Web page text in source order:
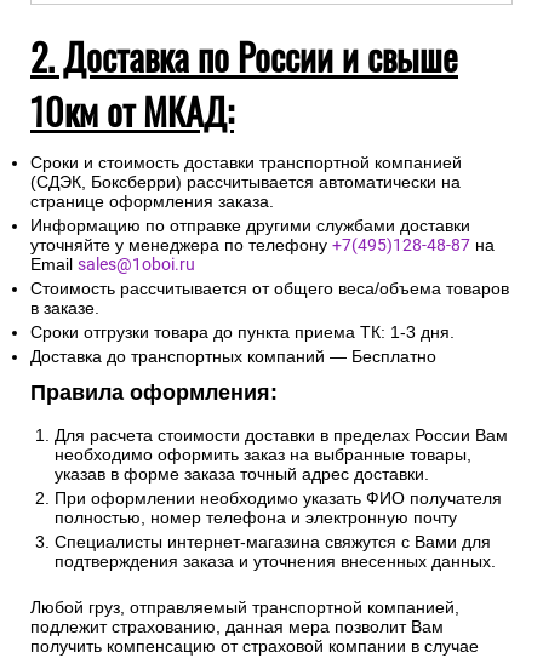
2. Доставка по России и свыше
10км от МКАД:
Сроки и стоимость доставки транспортной компанией
(СДЭК, Боксберри) рассчитывается автоматически на
странице оформления заказа.
Информацию по отправке другими службами доставки
уточняйте у менеджера по телефону +7(495)128-48-87 на
Email sales@1oboi.ru
Стоимость рассчитывается от общего веса/объема товаров
в заказе.
Сроки отгрузки товара до пункта приема ТК: 1-3 дня.
Доставка до транспортных компаний — Бесплатно
Правила оформления:
Для расчета стоимости доставки в пределах России Вам
необходимо оформить заказ на выбранные товары,
указав в форме заказа точный адрес доставки.
При оформлении необходимо указать ФИО получателя
полностью, номер телефона и электронную почту
Специалисты интернет-магазина свяжутся с Вами для
подтверждения заказа и уточнения внесенных данных.
Любой груз, отправляемый транспортной компанией,
подлежит страхованию, данная мера позволит Вам
получить компенсацию от страховой компании в случае